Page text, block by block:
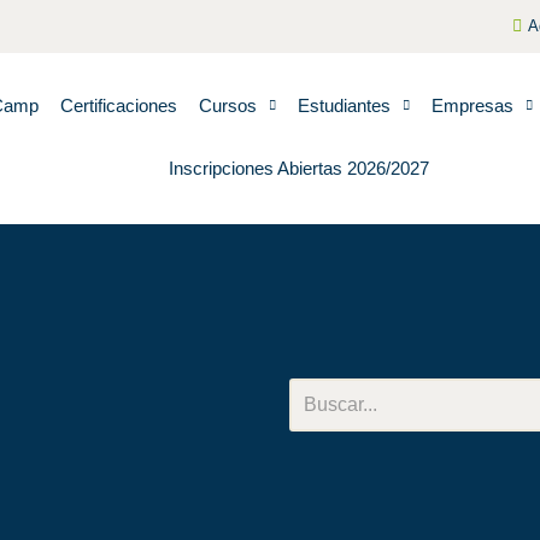
Certificaciones Cursos Estudiantes Empresas
Inscripciones Abiertas 2026/2027